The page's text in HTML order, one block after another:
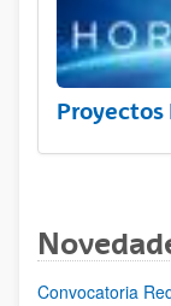
Convocatoria